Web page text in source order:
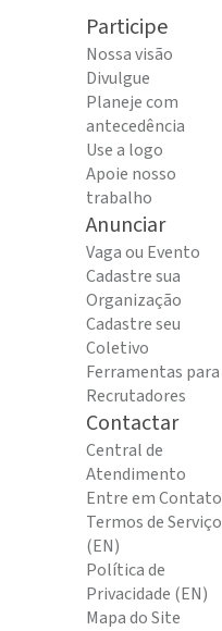
Participe
Nossa visão
Divulgue
Planeje com
antecedência
Use a logo
Apoie nosso
trabalho
Anunciar
Vaga ou Evento
Cadastre sua
Organização
Cadastre seu
Coletivo
Ferramentas para
Recrutadores
Contactar
Central de
Atendimento
Entre em Contato
Termos de Serviço
(EN)
Política de
Privacidade (EN)
Mapa do Site